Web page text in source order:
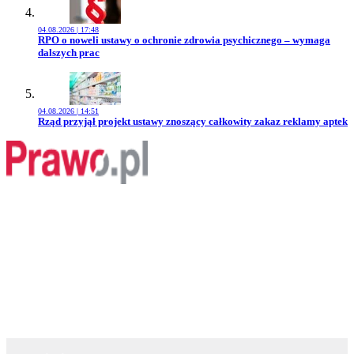
04.08.2026 | 17:48
Przejdź do artykułu:
RPO o noweli ustawy o ochronie zdrowia psychicznego – wymaga
dalszych prac
04.08.2026 | 14:51
Przejdź do artykułu:
Rząd przyjął projekt ustawy znoszący całkowity zakaz reklamy aptek